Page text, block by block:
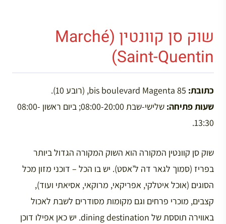
שוק סן קוונטין (Marché
Saint-Quentin)
כתובת:
שעות פתיחה:
שלישי-שבת 08:00-20:00; ביום ראשון 08:00-
13:30.
שוק סן קוונטין המקורה הוא השוק המקורה הגדול ביותר
בפריז (סמוך לגאר דה ל’אסט). יש בו הכל – דוכני מזון מכל
הסוגים (אוכל איטלקי, אפריקאי, מרוקאי, אסיאתי ועוד),
קצבים, מוכרי פרחים וגם מקומות מסודרים לשבת לאכול
באווירה תוססת של dining destination. יש כאן אפילו דוכן